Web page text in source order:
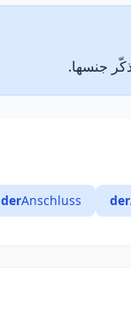
der
derAnschluss